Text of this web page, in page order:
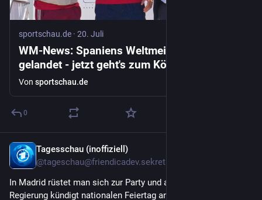
sportschau.de · 20. Juli
WM-News: Spaniens Weltmeister in Madrid
gelandet - jetzt geht's zum König
Von sportschau.de
0
Tagesschau (inoffiziell)
@tageschau@friendicadev.sekretaerbaer.de
In Madrid rüstet man sich zur Party und auch Argentiniens
Regierung kündigt nationalen Feiertag an. Die Spanier sind